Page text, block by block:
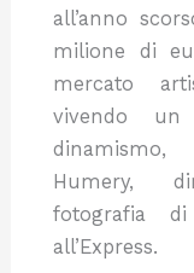
all’anno
milione di
mercato
vivendo
Humery,
fotografia di
all’Express.